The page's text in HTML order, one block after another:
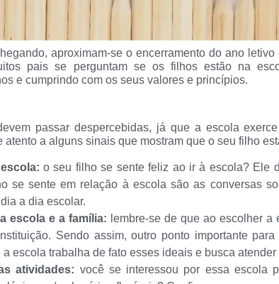
aproximam-se o encerramento do ano
pais se perguntam se os filhos estão na
e cumprindo com os seus valores e princípios.
passar despercebidas, já que a escola
atento a alguns sinais que mostram que o seu filho
o seu filho se sente feliz ao ir à escola? Ele
se sente em relação à escola são as conversas
a dia escolar.
escola e a família: lembre-se de que ao escolher
Sendo assim, outro ponto importante
a escola trabalha de fato esses ideais e busca
atividades: você se interessou por essa escola